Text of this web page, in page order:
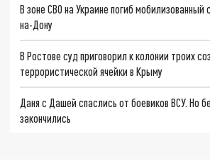
В зоне СВО на Украине погиб
на-Дону
В Ростове суд приговорил к колонии троих
террористической ячейки в Крыму
Даня с Дашей спаслись от боевиков ВСУ. Но
закончились